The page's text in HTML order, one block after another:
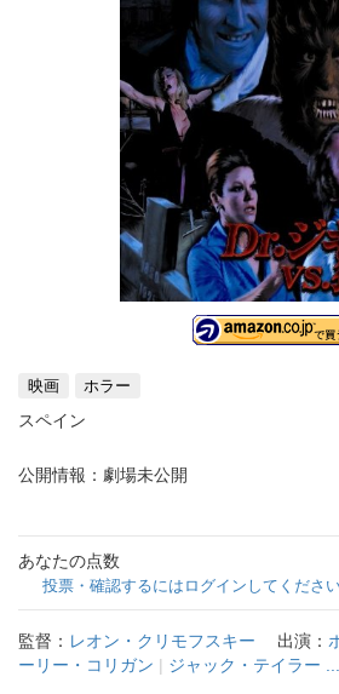
映画 ホラー
スペイン
公開情報：劇場未公開
あなたの点数
投票・確認するにはログインしてください
監督： レオン・クリモフスキー 出演：
ーリー・コリガン | ジャック・テイラー